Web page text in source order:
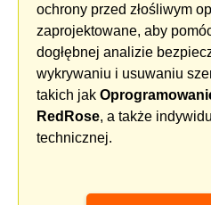
ochrony przed złośliwym
zaprojektowane, aby
dogłębnej analizie
wykrywaniu i usuwaniu
takich jak
RedRose, a także
technicznej.